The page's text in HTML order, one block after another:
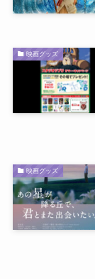
映画グッズ
映画グッズ